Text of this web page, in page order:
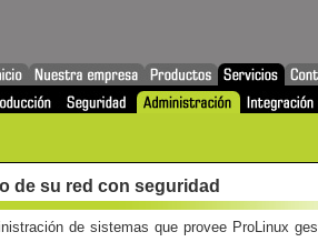
de su red con seguridad
de sistemas que provee ProLinux